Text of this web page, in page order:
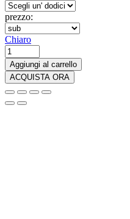
prezzo:
Chiaro
Pokemon
Tin
da
Collezione
Team
Rocket
Aggiungi al carrello
ACQUISTA ORA